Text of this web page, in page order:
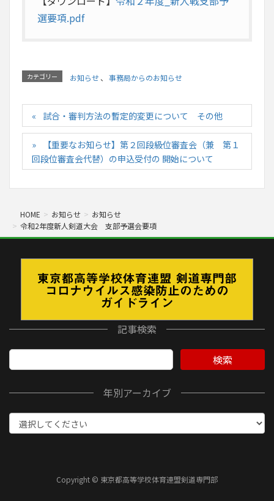
選要項.pdf
カテゴリー お知らせ、 事務局からのお知らせ
試合・審判方法の暫定的変更について その他
【重要なお知らせ】第２回段級位審査会（兼 第１
回段位審査会代替）の申込受付の 開始について
HOME お知らせ
お知らせ
令和2年度新人剣道大会 支部予選会要項
記事検索
検索
年別アーカイブ
Copyright © 東京都高等学校体育連盟剣道専門部